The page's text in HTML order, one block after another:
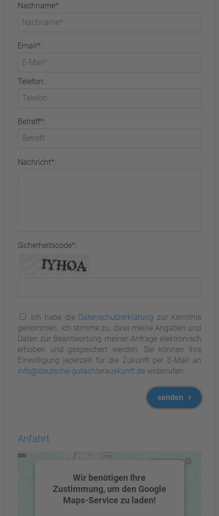
Nachname*:
Email*:
Telefon:
Betreff*:
Nachricht*:
Sicherheitscode*:
Ich habe die Datenschutzerklärung zur Kenntnis
genommen. Ich stimme zu, dass meine Angaben und
Daten zur Beantwortung meiner Anfrage elektronisch
erhoben und gespeichert werden. Sie können Ihre
Einwilligung jederzeit für die Zukunft per E-Mail an
info@deutsche-gutachterauskunft.de widerrufen.
senden
Anfahrt
Wir benötigen Ihre
Zustimmung, um den Google
Maps-Service zu laden!